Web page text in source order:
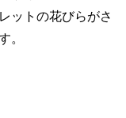
ットの花びらがさ
。